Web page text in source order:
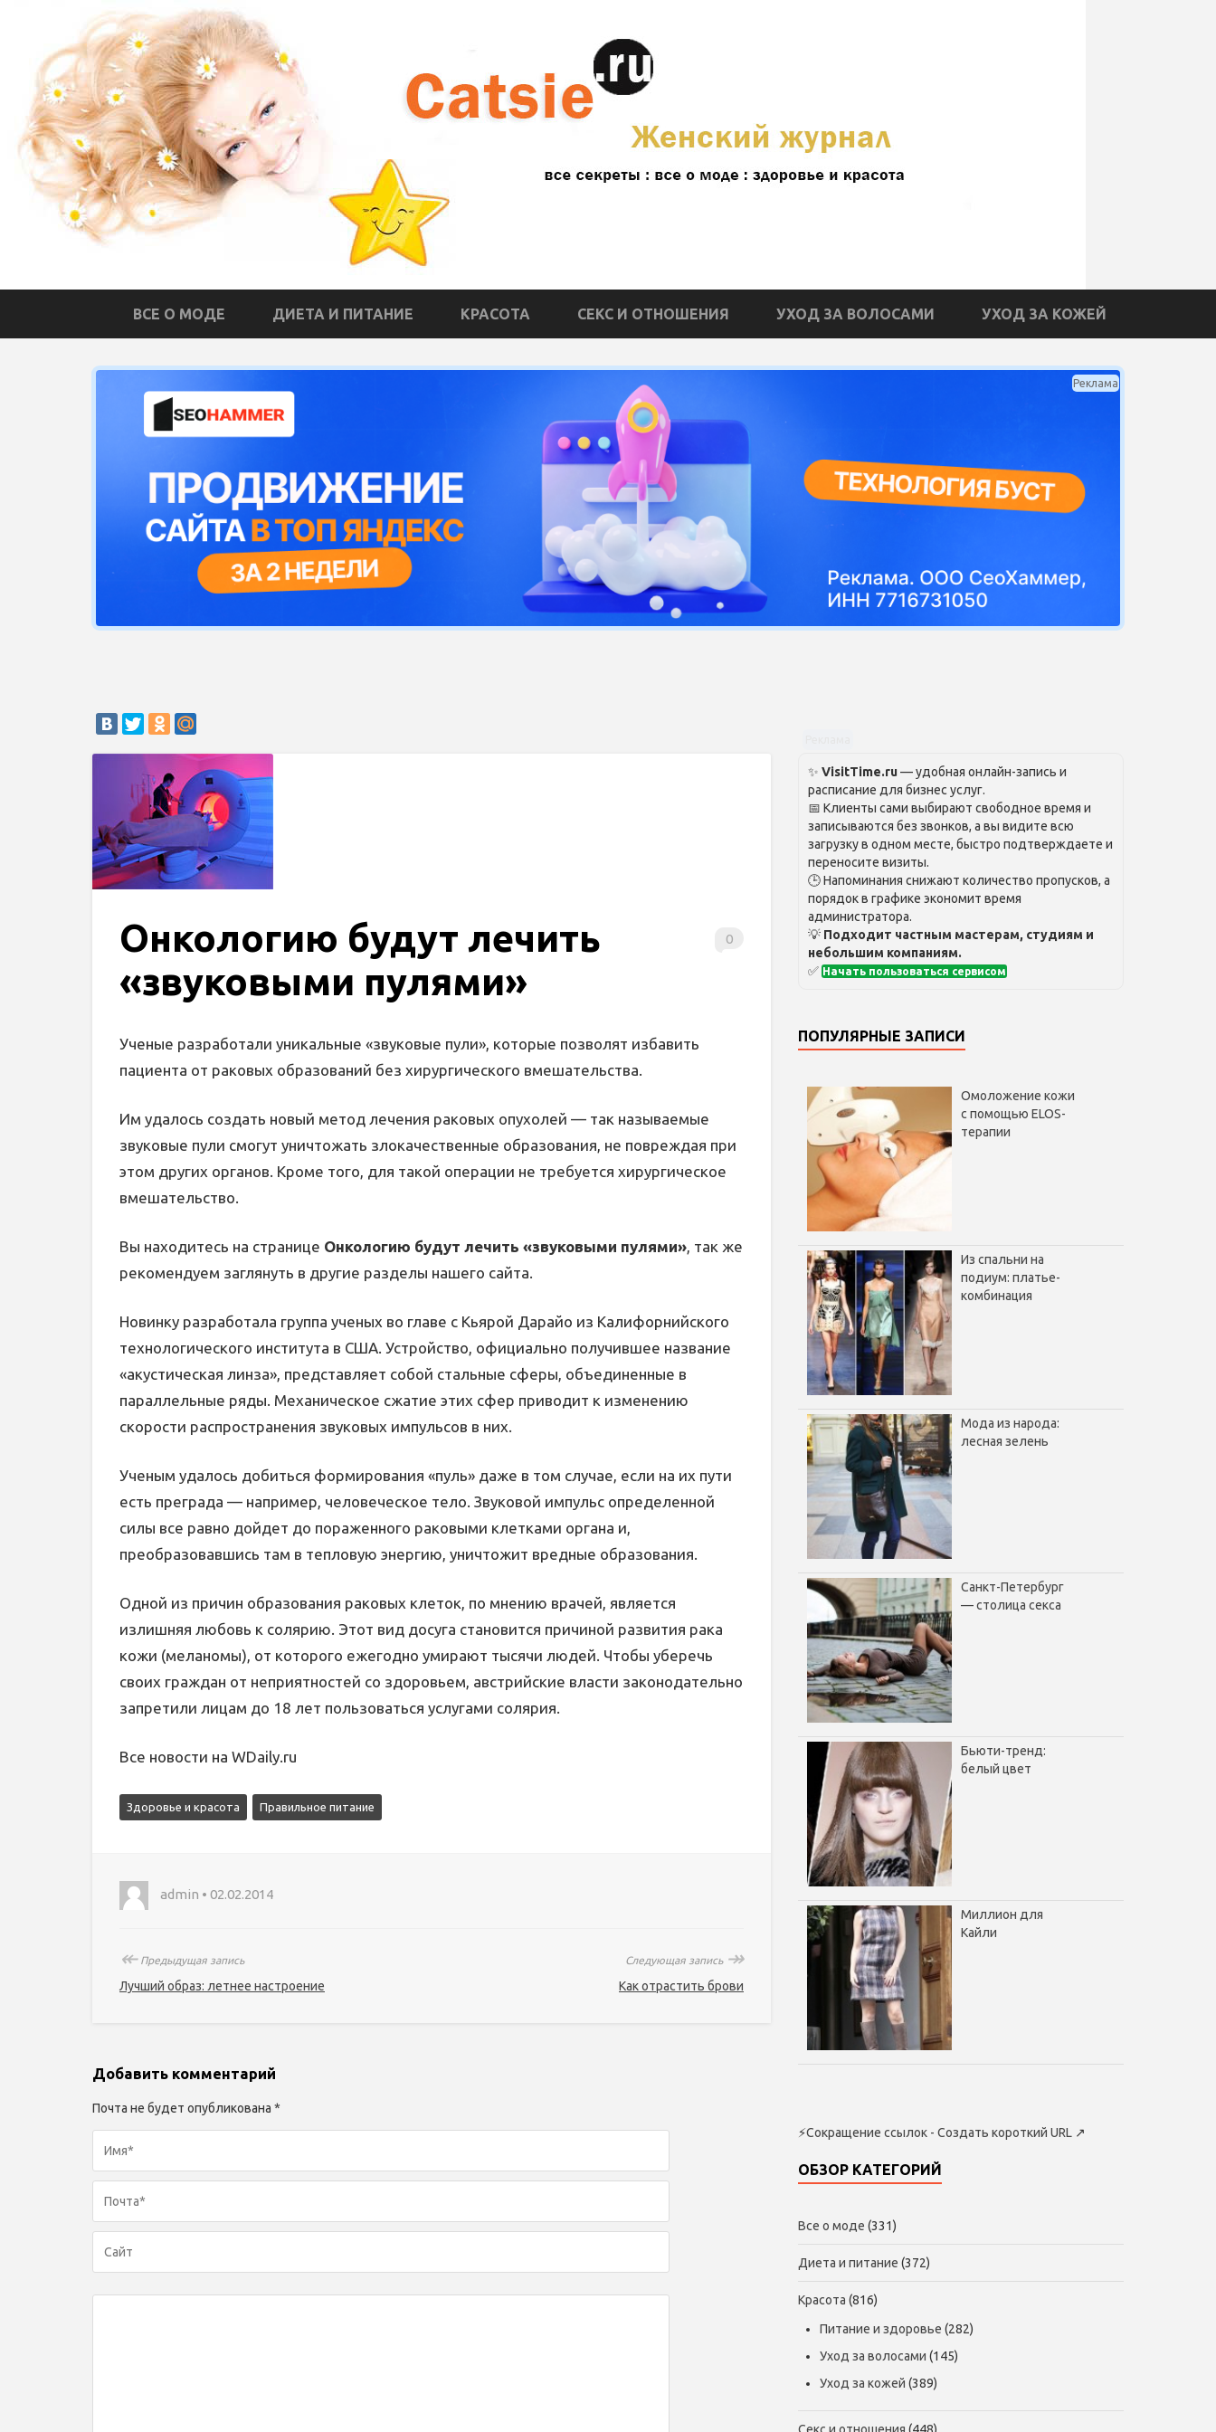
ВСЕ О МОДЕ ДИЕТА И ПИТАНИЕ КРАСОТА СЕКС И ОТНОШЕНИЯ УХОД ЗА ВОЛОСАМИ УХОД ЗА КОЖЕЙ
Реклама
0
Онкологию будут лечить
«звуковыми пулями»
Ученые разработали уникальные «звуковые пули», которые позволят избавить
пациента от раковых образований без хирургического вмешательства.
Им удалось создать новый метод лечения раковых опухолей — так называемые
звуковые пули смогут уничтожать злокачественные образования, не повреждая при
этом других органов. Кроме того, для такой операции не требуется хирургическое
вмешательство.
Вы находитесь на странице Онкологию будут лечить «звуковыми пулями», так же
рекомендуем заглянуть в другие разделы нашего сайта.
Новинку разработала группа ученых во главе с Кьярой Дарайо из Калифорнийского
технологического института в США. Устройство, официально получившее название
«акустическая линза», представляет собой стальные сферы, объединенные в
параллельные ряды. Механическое сжатие этих сфер приводит к изменению
скорости распространения звуковых импульсов в них.
Ученым удалось добиться формирования «пуль» даже в том случае, если на их пути
есть преграда — например, человеческое тело. Звуковой импульс определенной
силы все равно дойдет до пораженного раковыми клетками органа и,
преобразовавшись там в тепловую энергию, уничтожит вредные образования.
Одной из причин образования раковых клеток, по мнению врачей, является
излишняя любовь к солярию. Этот вид досуга становится причиной развития рака
кожи (меланомы), от которого ежегодно умирают тысячи людей. Чтобы уберечь
своих граждан от неприятностей со здоровьем, австрийские власти законодательно
запретили лицам до 18 лет пользоваться услугами солярия.
Все новости на WDaily.ru
Здоровье и красота Правильное питание
admin • 02.02.2014
↞Предыдущая запись
Лучший образ: летнее настроение
Следующая запись ↠
Как отрастить брови
Добавить комментарий
Почта не будет опубликована *
✨ VisitTime.ru— удобная онлайн-запись и
расписание для бизнес услуг.
📅 Клиенты сами выбирают свободное время и
записываются без звонков, а вы видите всю
загрузку в одном месте, быстро подтверждаете и
переносите визиты.
🕒 Напоминания снижают количество пропусков, а
порядок в графике экономит время
администратора.
💡 Подходит частным мастерам, студиям и
небольшим компаниям.
✅ Начать пользоваться сервисом
ПОПУЛЯРНЫЕ ЗАПИСИ
Омоложение кожи
с помощью ELOS-
терапии
Из спальни на
подиум: платье-
комбинация
Мода из народа:
лесная зелень
Санкт-Петербург
— столица секса
Бьюти-тренд:
белый цвет
Миллион для
Кайли
⚡Сокращение ссылок - Создать короткий URL ↗
ОБЗОР КАТЕГОРИЙ
Все о моде (331)
Диета и питание (372)
Красота (816)
Питание и здоровье (282)
Уход за волосами (145)
Уход за кожей (389)
Секс и отношения (448)